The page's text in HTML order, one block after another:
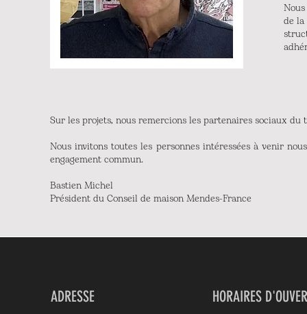
de la
Sur les projets, nous remercions les partenaires sociaux
Nous invitons toutes les personnes intéressées à venir
engagement commun.
Bastien Michel
Président du Conseil de maison Mendes-France
ADRESSE HORAIRES